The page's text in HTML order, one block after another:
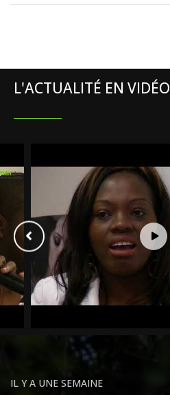
L'ACTUALITÉ EN VIDÉO
IL Y A UNE SEMAINE